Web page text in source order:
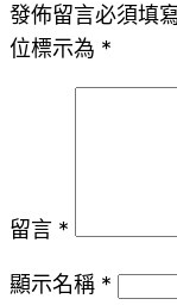
發佈留言必須填
位標示為 *
留言 *
顯示名稱 *